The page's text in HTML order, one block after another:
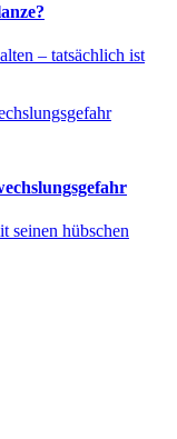
– tatsächlich ist
seinen hübschen